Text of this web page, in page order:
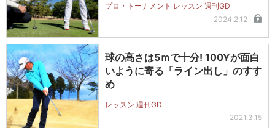
プロ・トーナメント レッスン 週刊GD
2024.2.12
球の高さは5ｍで十分! 100Yが面白
いように寄る「ライン出し」のすす
め
レッスン 週刊GD
2021.3.15